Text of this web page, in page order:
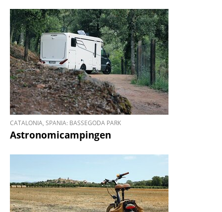
CATALONIA, SPANIA: BASSEGODA PARK
Astronomicampingen